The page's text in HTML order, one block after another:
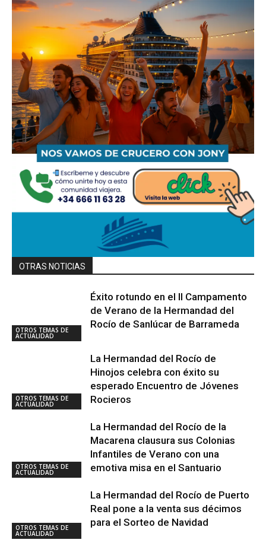
OTRAS NOTICIAS
OTROS TEMAS DE
ACTUALIDAD
Éxito rotundo en el II Campamento
de Verano de la Hermandad del
Rocío de Sanlúcar de Barrameda
OTROS TEMAS DE
ACTUALIDAD
La Hermandad del Rocío de
Hinojos celebra con éxito su
esperado Encuentro de Jóvenes
Rocieros
OTROS TEMAS DE
ACTUALIDAD
La Hermandad del Rocío de la
Macarena clausura sus Colonias
Infantiles de Verano con una
emotiva misa en el Santuario
OTROS TEMAS DE
ACTUALIDAD
La Hermandad del Rocío de Puerto
Real pone a la venta sus décimos
para el Sorteo de Navidad